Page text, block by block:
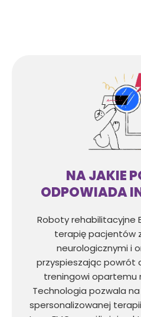
NA JAKIE
ODPOWIADA
Roboty rehabilitacyjne
terapię pacjentów
neurologicznymi i
przyspieszając powrót
treningowi opartemu
Technologia pozwala
spersonalizowanej